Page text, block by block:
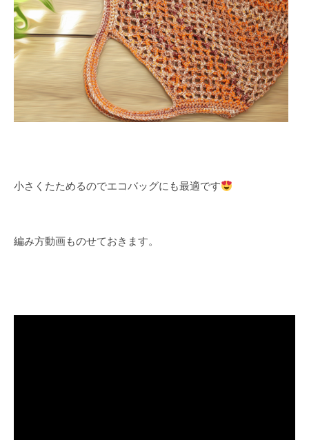
小さくたためるのでエコバッグにも最適です
編み方動画ものせておきます。